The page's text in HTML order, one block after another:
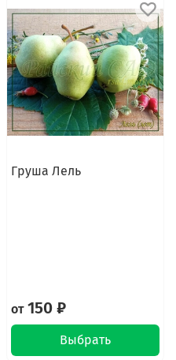
Груша Лель
от150 ₽
Выбрать